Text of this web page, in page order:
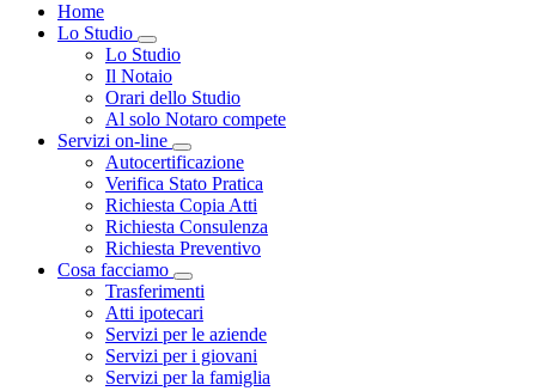
Home
Lo Studio
Toggle Dropdown
Lo Studio
Il Notaio
Orari dello Studio
Al solo Notaro compete
Servizi on-line
Toggle Dropdown
Autocertificazione
Verifica Stato Pratica
Richiesta Copia Atti
Richiesta Consulenza
Richiesta Preventivo
Cosa facciamo
Toggle Dropdown
Trasferimenti
Atti ipotecari
Servizi per le aziende
Servizi per i giovani
Servizi per la famiglia